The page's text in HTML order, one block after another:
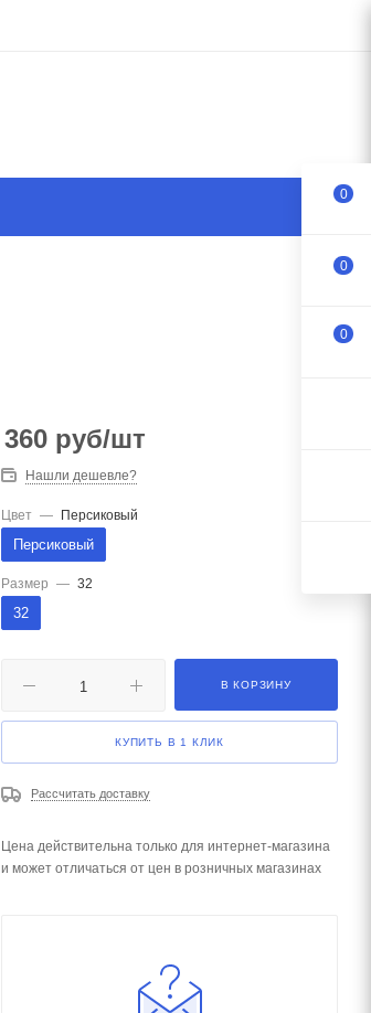
360 руб/шт
Нашли дешевле?
Цвет — Персиковый
Персиковый
Размер — 32
32
В КОРЗИНУ
КУПИТЬ В 1 КЛИК
Рассчитать доставку
Цена действительна только для интернет-магазина
и может отличаться от цен в розничных магазинах
0
0
0